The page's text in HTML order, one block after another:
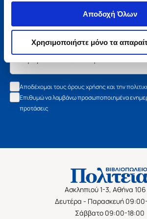
Αποδοχή Όλων
Χρησιμοποιήστε μόνο τα
Μάθετε τα νέα της
Εγγραφείτε στο newsletter μας και
νέα βιβλία, τις εξαιρετικές τιμές και
Αποδέχομαι τους όρους χρήσης και την
Επιθυμώ να λαμβάνω προσωποποιημένα
προτάσεις
Ασκληπιού 1-3, Αθήνα
Δευτέρα - Παρασκευή
Σάββατο 09:00-18:00